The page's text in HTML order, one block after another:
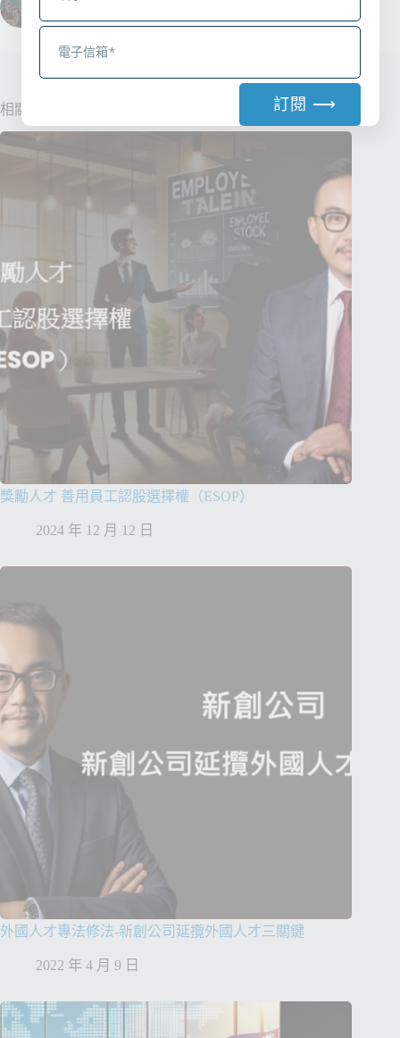
相關文章
獎勵人才 善用員工認股選擇權（ESOP）
2024 年 12 月 12 日
外國人才專法修法-新創公司延攬外國人才三關鍵
2022 年 4 月 9 日
訂閱 ⟶
A
i
v
e
: